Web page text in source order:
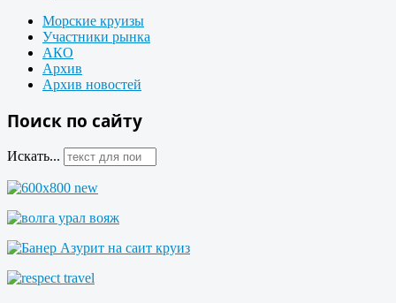
Морские круизы
Участники рынка
АКО
Архив
Архив новостей
Поиск по сайту
Искать...